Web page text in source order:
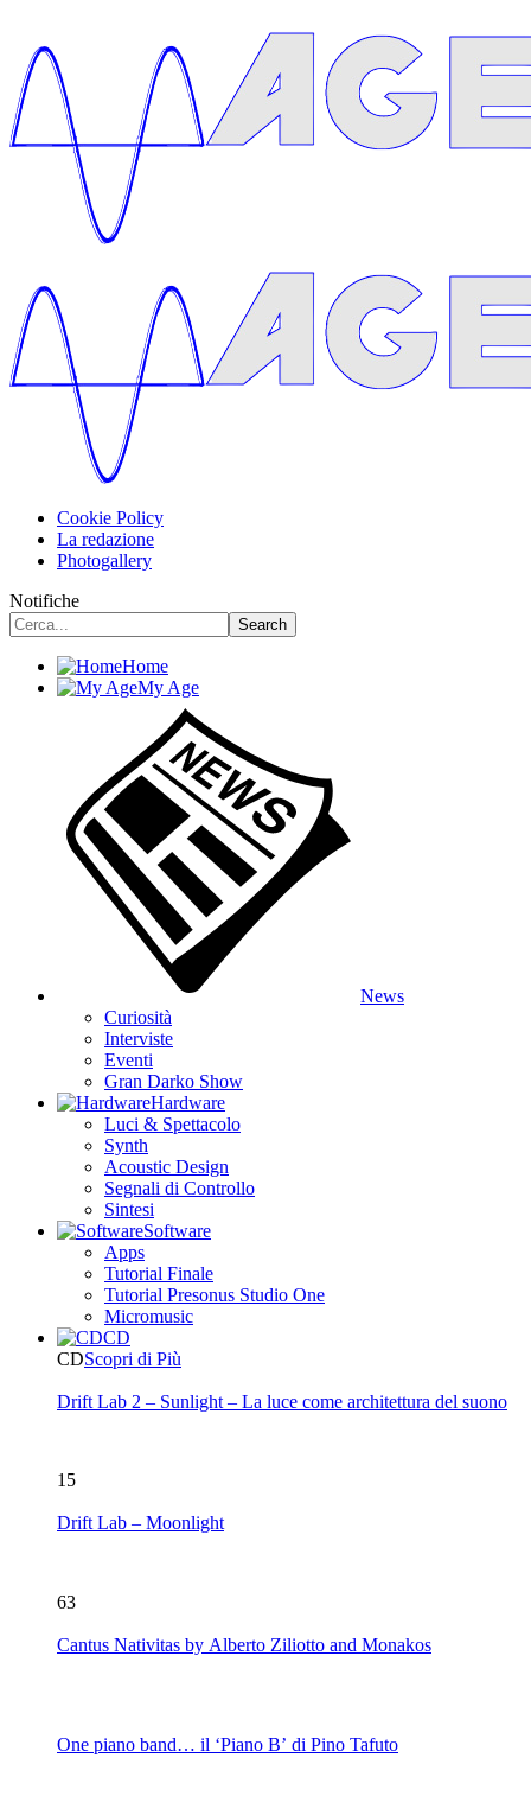
Cookie Policy
La redazione
Photogallery
Notifiche
Home
My Age
News
Curiosità
Interviste
Eventi
Gran Darko Show
Hardware
Luci & Spettacolo
Synth
Acoustic Design
Segnali di Controllo
Sintesi
Software
Apps
Tutorial Finale
Tutorial Presonus Studio One
Micromusic
CD
CDScopri di Più
Drift Lab 2 – Sunlight – La luce come architettura del suono
15
Drift Lab – Moonlight
63
Cantus Nativitas by Alberto Ziliotto and Monakos
One piano band… il ‘Piano B’ di Pino Tafuto